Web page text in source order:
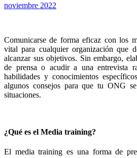
noviembre 2022
Comunicarse de forma eficaz con los
vital para cualquier organización que
alcanzar sus objetivos. Sin embargo,
de prensa o acudir a una entrevista
habilidades y conocimientos
algunos consejos para que tu ONG
situaciones.
¿Qué es el Media training?
El media training es una forma de